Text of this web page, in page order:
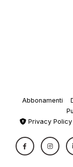
Abbonamenti
Privacy Policy